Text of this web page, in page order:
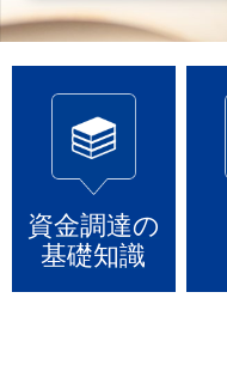
資金調達の
基礎知識